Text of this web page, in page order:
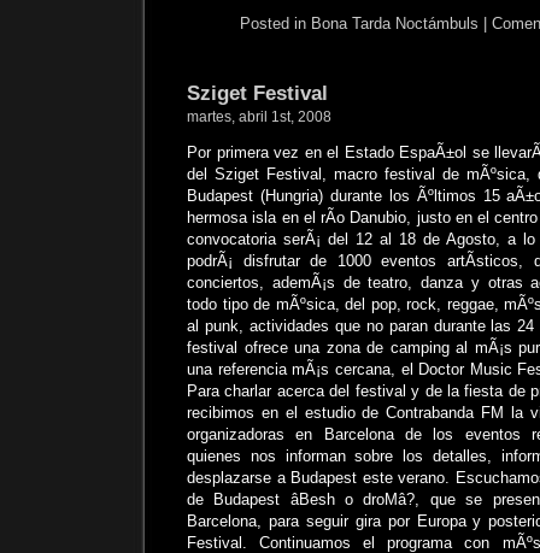
Posted in Bona Tarda Noctámbuls
Sziget Festival
martes, abril 1st, 2008
Por primera vez en el Estado EspaÃ±ol se
del Sziget Festival, macro festival de mÃºsica,
Budapest (Hungria) durante los Ãºltimos 15
hermosa isla en el rÃ­o Danubio, justo en el
convocatoria serÃ¡ del 12 al 18 de Agosto, a
podrÃ¡ disfrutar de 1000 eventos artÃ­sticos,
conciertos, ademÃ¡s de teatro, danza y otras
todo tipo de mÃºsica, del pop, rock, reggae,
al punk, actividades que no paran durante las
festival ofrece una zona de camping al mÃ¡s
una referencia mÃ¡s cercana, el Doctor Music
Para charlar acerca del festival y de la fiesta de
recibimos en el estudio de Contrabanda FM la
organizadoras en Barcelona de los eventos
quienes nos informan sobre los detalles,
desplazarse a Budapest este verano.
de Budapest âBesh o droMâ?, que se
Barcelona, para seguir gira por Europa y
Festival. Continuamos el programa con